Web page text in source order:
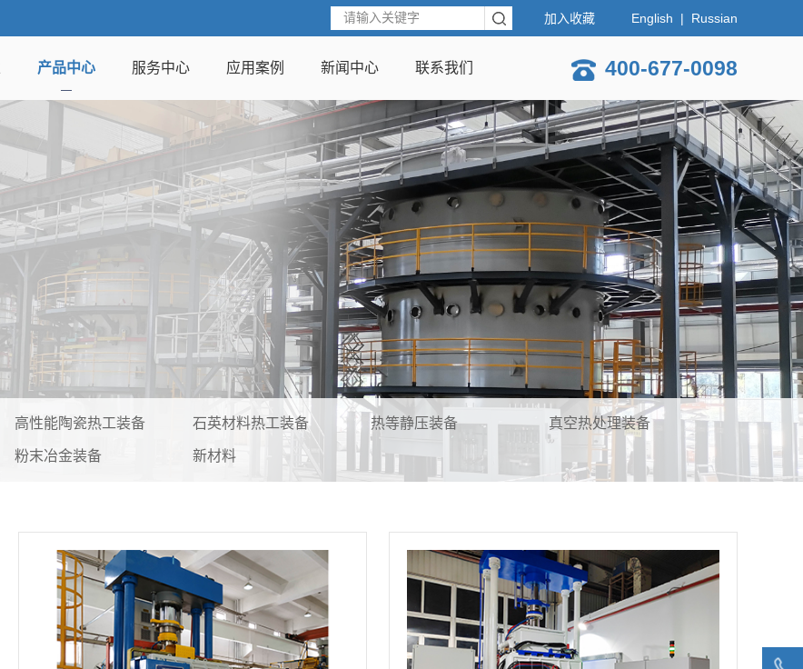
加入收藏 English | Russian
400-677-0098
产品中心 服务中心 应用案例 新闻中心 联系我们
高性能陶瓷热工装备 石英材料热工装备 热等静压装备 真空热处理装备
粉末冶金装备 新材料